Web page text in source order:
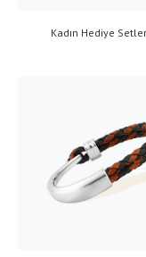
Kadın Hediye